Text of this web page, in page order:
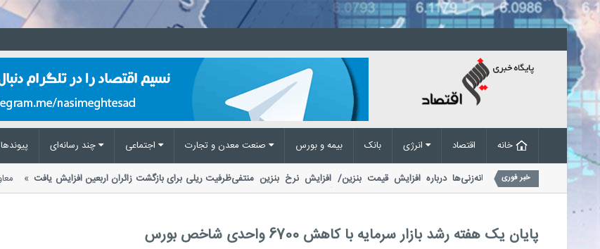
پیوند‌ها بیمه و بورس بانک اقتصاد
خبر فوری ظرفیت ریلی برای بازگشت زائران اربعین افزایش یافت
از افزایش ظرفیت قطارها...
یک نماینده مجلس به گمانه‌زنی‌ها درباره افزایش قیمت بنزین/ افزایش نرخ بنزین منتفی
یک نماینده مجلس با اشاره به طرح مجدد بحث افزایش قیمت بنزین گفت...
پایان یک هفته رشد بازار سرمایه با کاهش 6700 واحدی شاخص بورس